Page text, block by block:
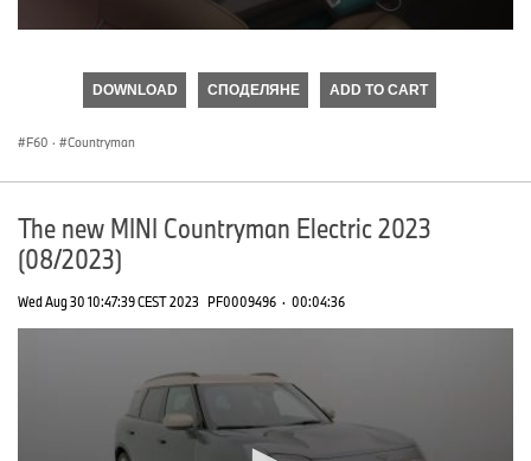
seconds
DOWNLOAD СПОДЕЛЯНЕ ADD TO CART
F60 · Countryman
The new MINI Countryman Electric 2023
(08/2023)
Wed Aug 30 10:47:39 CEST 2023 PF0009496 · 00:04:36